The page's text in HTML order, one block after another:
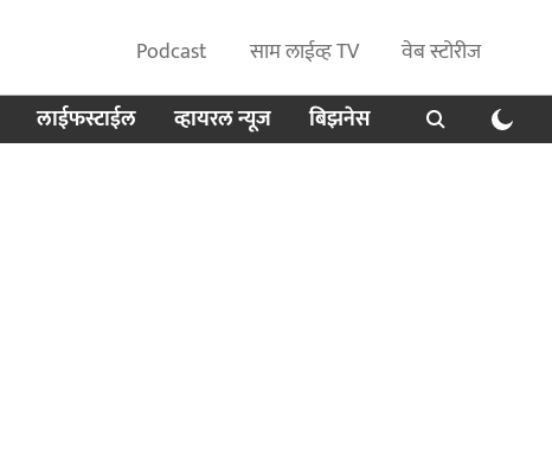
Podcast साम लाईव्ह TV
वेब स्टोरीज
लाईफस्टाईल व्हायरल न्यूज बिझनेस